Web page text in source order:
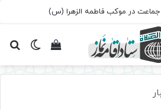
جماعت در موکب فاطمه الزهرا (س)
تغییرمشاهده